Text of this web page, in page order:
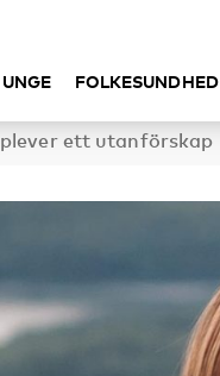
FOLKESUNDHED
ett utanförskap